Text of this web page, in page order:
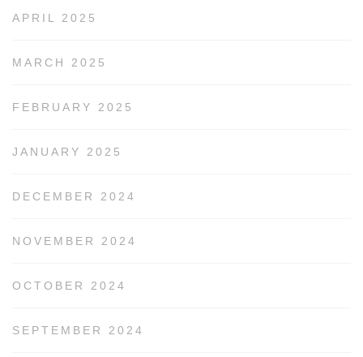
APRIL 2025
MARCH 2025
FEBRUARY 2025
JANUARY 2025
DECEMBER 2024
NOVEMBER 2024
OCTOBER 2024
SEPTEMBER 2024